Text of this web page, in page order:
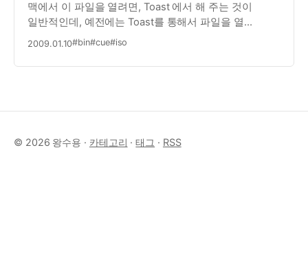
맥에서 이 파일을 열려면, Toast 에서 해 주는 것이
일반적인데, 예전에는 Toast를 통해서 파일을 열
수만이라도 있다는 사실에 감격했지만, 이제는 슬슬
시작했다. 조금만 검색해 보니, 좋은 툴이 나온…
2009.01.10#bin#cue#iso
© 2026 왕수용 · 카테고리 ·태그 · RSS